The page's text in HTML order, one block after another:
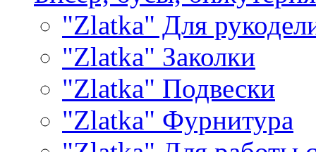
"Zlatka" Для
"Zlatka" Заколки
"Zlatka" Подвески
"Zlatka" Фурнитура